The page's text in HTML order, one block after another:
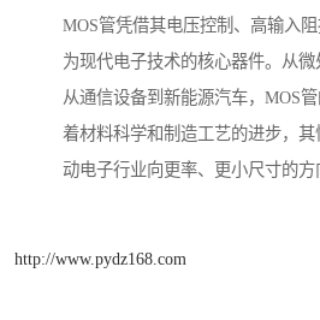
MOS管凭借其电压控制、高输入
为现代电子技术的核心器件。从微
从通信设备到新能源汽车，MOS
着材料科学和制造工艺的进步，
动电子行业向更率、更小尺寸的方
http://www.pydz168.com